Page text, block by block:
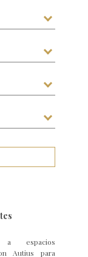
a espacios
Autius para